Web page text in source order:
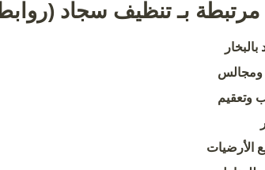
بـ تنظيف سجاد
وتعقيم
الأرضيات